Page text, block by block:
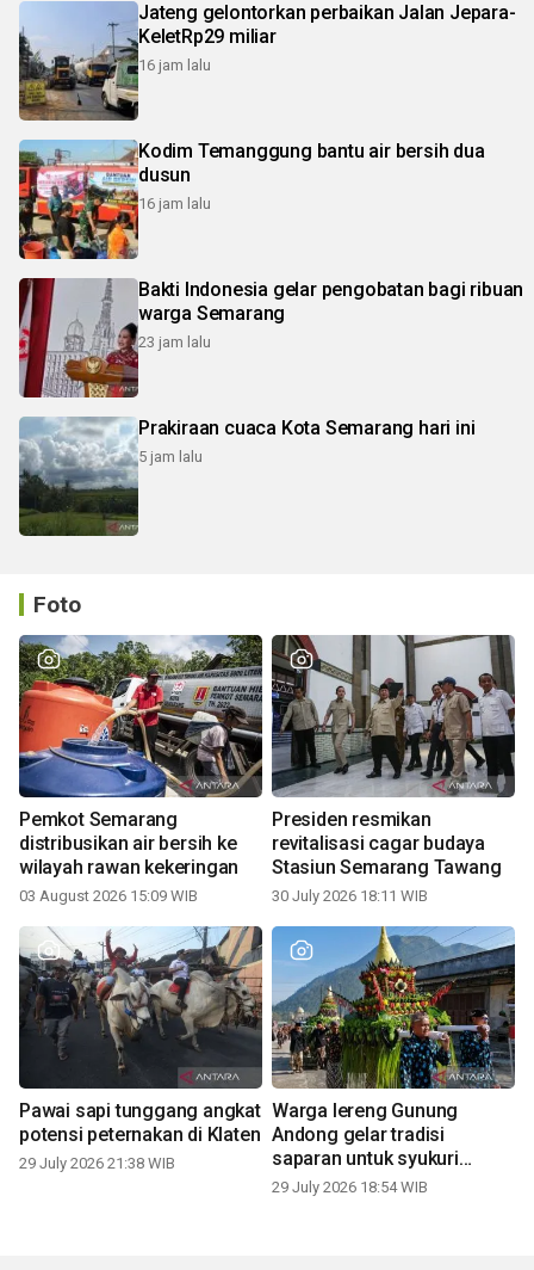
Jateng gelontorkan perbaikan Jalan Jepara-
KeletRp29 miliar
16 jam lalu
Kodim Temanggung bantu air bersih dua
dusun
16 jam lalu
Bakti Indonesia gelar pengobatan bagi ribuan
warga Semarang
23 jam lalu
Prakiraan cuaca Kota Semarang hari ini
5 jam lalu
Foto
Pemkot Semarang
distribusikan air bersih ke
wilayah rawan kekeringan
03 August 2026 15:09 WIB
Presiden resmikan
revitalisasi cagar budaya
Stasiun Semarang Tawang
30 July 2026 18:11 WIB
Pawai sapi tunggang angkat
potensi peternakan di Klaten
29 July 2026 21:38 WIB
Warga lereng Gunung
Andong gelar tradisi
saparan untuk syukuri
panen
29 July 2026 18:54 WIB